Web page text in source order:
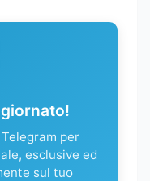
per
esclusive ed
sul tuo